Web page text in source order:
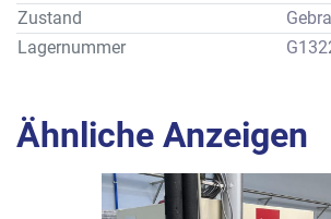
Zustand
Lagernummer
Ähnliche Anzeigen